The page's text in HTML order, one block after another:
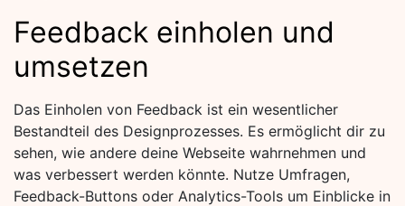
Feedback einholen und
umsetzen
Das Einholen von Feedback ist ein wesentlicher
Bestandteil des Designprozesses. Es ermöglicht dir zu
sehen, wie andere deine Webseite wahrnehmen und
was verbessert werden könnte. Nutze Umfragen,
Feedback-Buttons oder Analytics-Tools um Einblicke in